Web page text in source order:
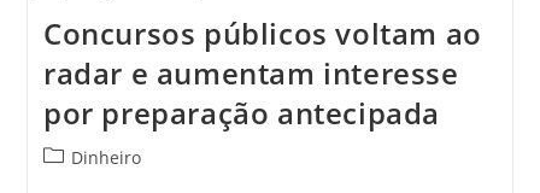
Veja
Quando
Cada
Opção
É
Indicada
Concursos públicos voltam ao
radar e aumentam interesse
por preparação antecipada
Categoria
Dinheiro